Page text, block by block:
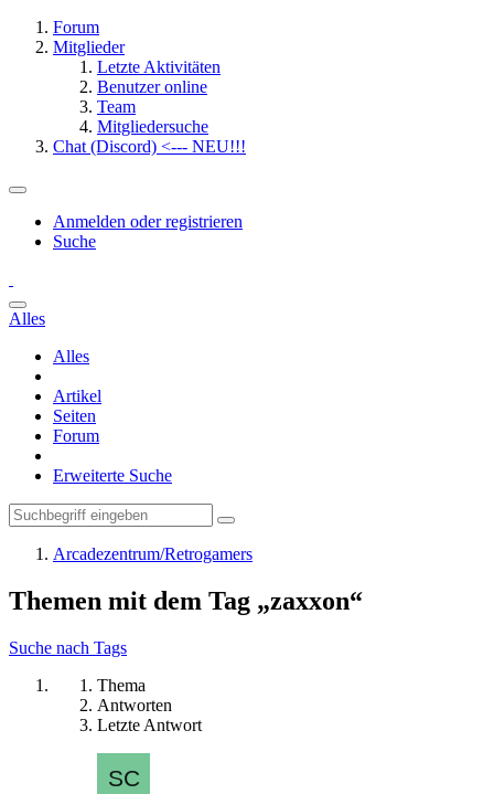
Forum
Mitglieder
Letzte Aktivitäten
Benutzer online
Team
Mitgliedersuche
Chat (Discord) <--- NEU!!!
Anmelden oder registrieren
Suche
Alles
Alles
Artikel
Seiten
Forum
Erweiterte Suche
Arcadezentrum/Retrogamers
Themen mit dem Tag „zaxxon“
Suche nach Tags
Thema
Antworten
Letzte Antwort